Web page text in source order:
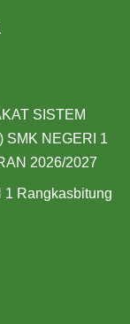
SISTEM
SMK NEGERI 1
2026/2027
1 Rangkasbitung